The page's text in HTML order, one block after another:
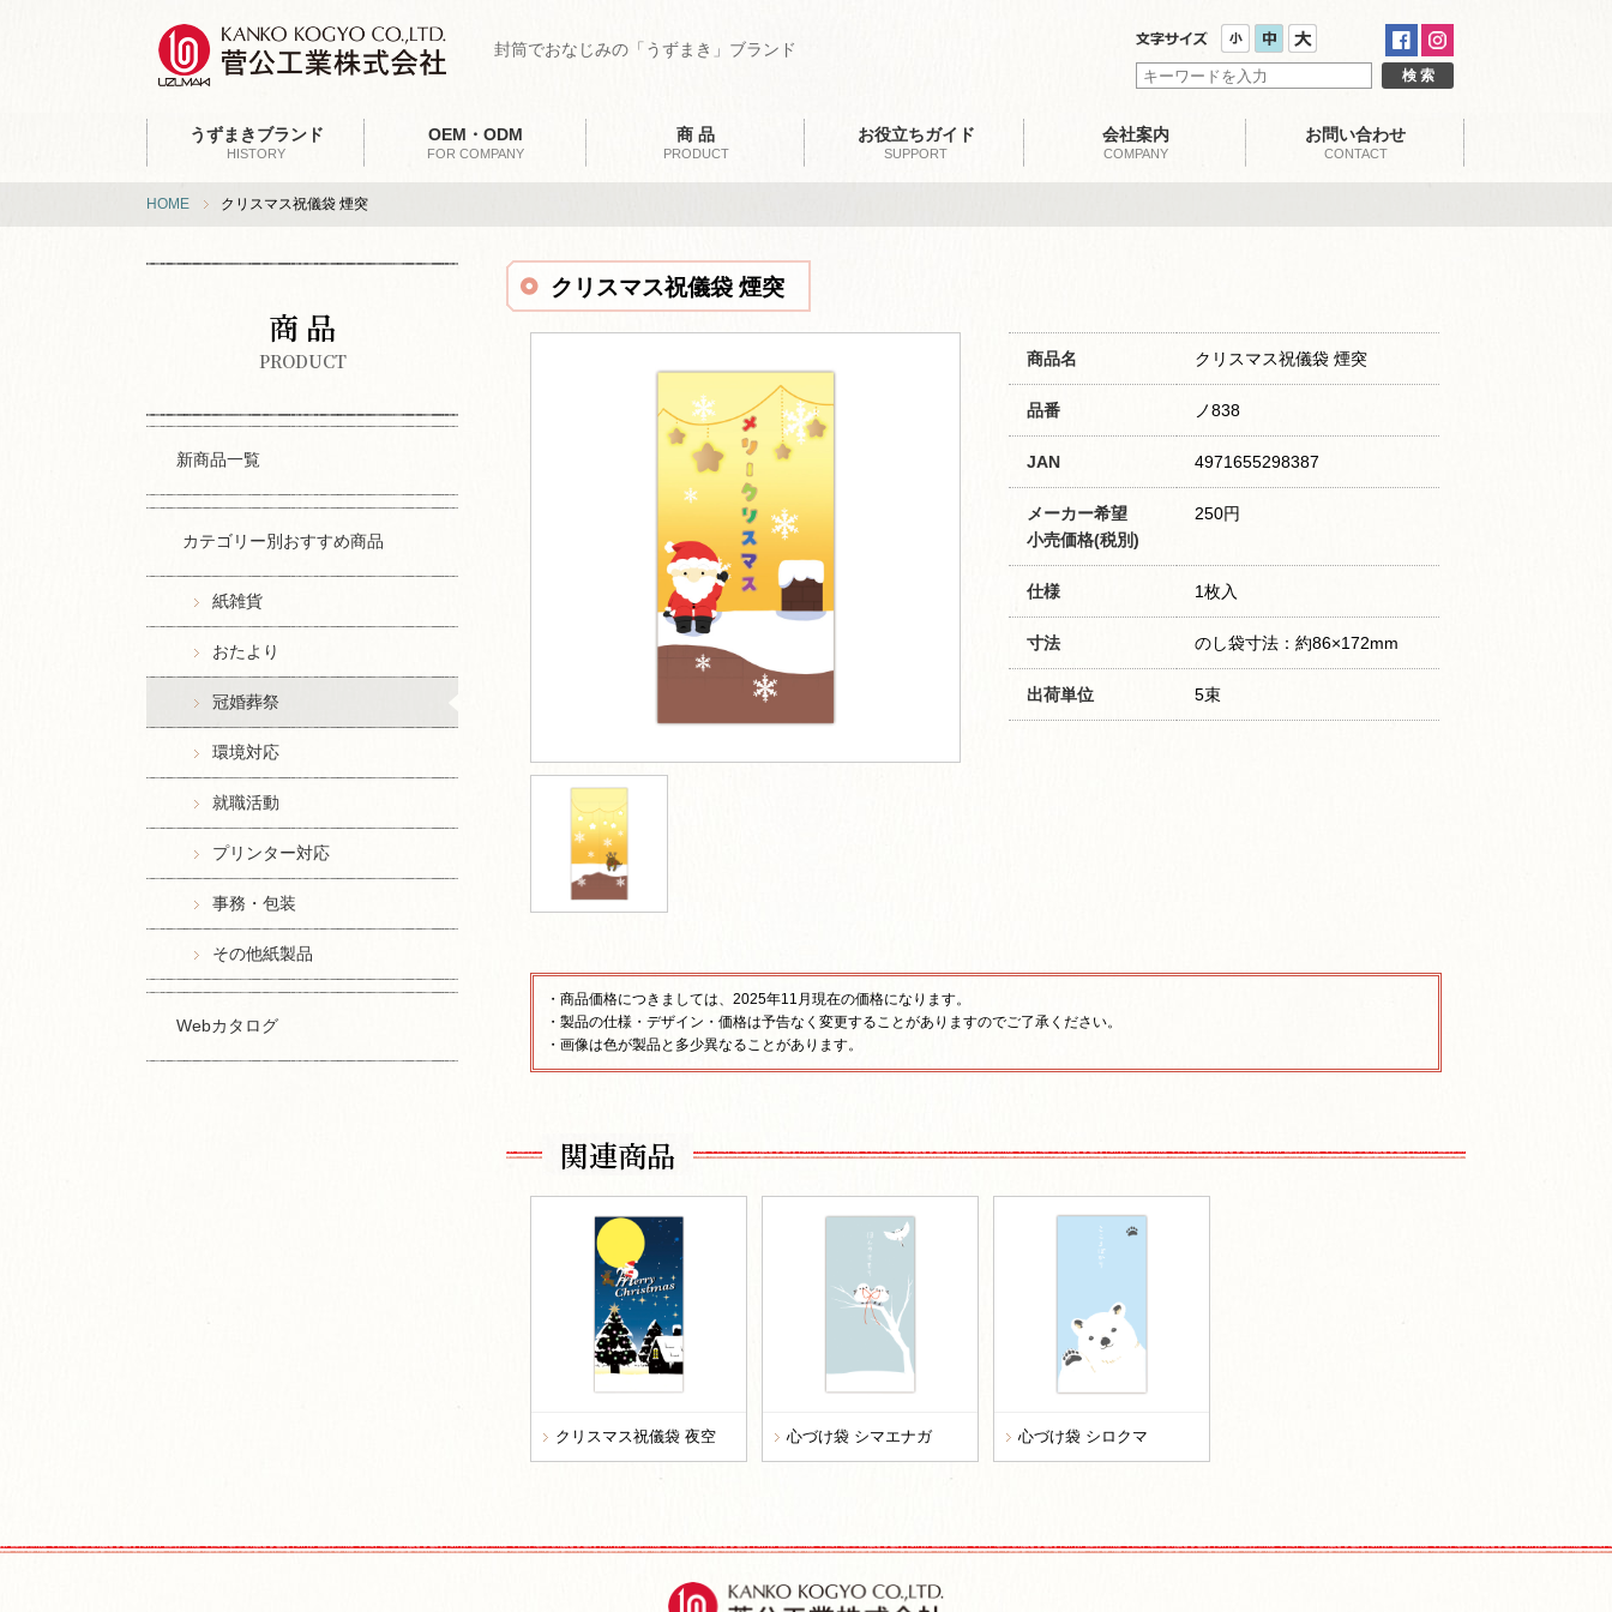
封筒でおなじみの「うずまき」ブランド
うずまきブランド
HISTORY
OEM・ODM
FOR COMPANY
商 品
PRODUCT
お役立ちガイド
SUPPORT
会社案内
COMPANY
お問い合わせ
CONTACT
HOME クリスマス祝儀袋 煙突
商 品
PRODUCT
新商品一覧
カテゴリー別おすすめ商品
紙雑貨
おたより
冠婚葬祭
環境対応
就職活動
プリンター対応
事務・包装
その他紙製品
Webカタログ
クリスマス祝儀袋 煙突
商品名 クリスマス祝儀袋 煙突
品番 ノ838
JAN 4971655298387
メーカー希望
小売価格(税別)
250円
仕様 1枚入
寸法 のし袋寸法：約86×172mm
出荷単位 5束
・商品価格につきましては、2025年11月現在の価格になります。
・製品の仕様・デザイン・価格は予告なく変更することがありますのでご了承ください。
・画像は色が製品と多少異なることがあります。
関連商品
クリスマス祝儀袋 夜空 心づけ袋 シマエナガ 心づけ袋 シロクマ